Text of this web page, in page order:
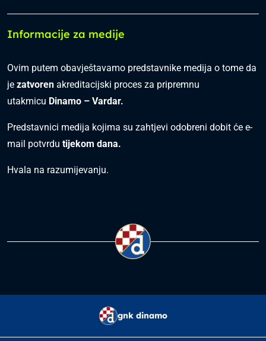
Informacije za medije
Ovim putem obavještavamo predstavnike medija o tome da
je zatvoren akreditacijski proces za pripremnu
utakmicu Dinamo – Vardar.
Predstavnici medija kojima su zahtjevi odobreni dobit će e-
mail potvrdu tijekom dana.
Hvala na razumijevanju.
gnk dinamo